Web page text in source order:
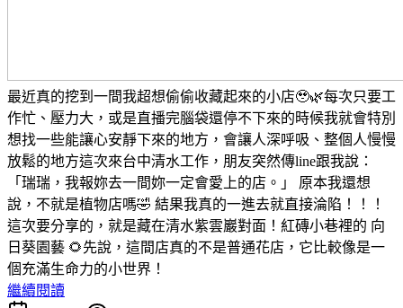
最近真的挖到一間我超想偷偷收藏起來的小店🥹🌿每次只要工
作忙、壓力大，或是直播完腦袋還停不下來的時候我就會特別
想找一些能讓心安靜下來的地方，會讓人深呼吸、整個人慢慢
放鬆的地方這次來台中清水工作，朋友突然傳line跟我說：
「瑞瑞，我報妳去一間妳一定會愛上的店。」 原本我還想
說，不就是植物店嗎🤣 結果我真的一進去就直接淪陷！！！
這次要分享的，就是藏在清水紫雲巖對面！紅磚小巷裡的 向
日葵園藝 🌻先說，這間店真的不是普通花店，它比較像是一
個充滿生命力的小世界！
繼續閱讀